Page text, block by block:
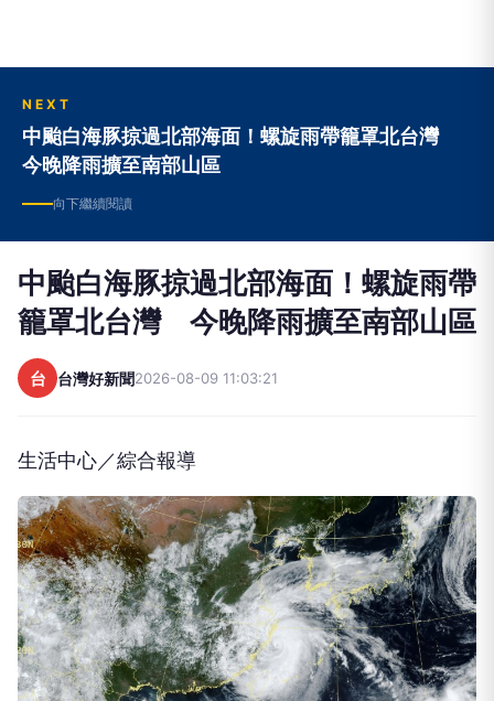
NEXT
中颱白海豚掠過北部海面！螺旋雨帶籠罩北台灣
今晚降雨擴至南部山區
向下繼續閱讀
中颱白海豚掠過北部海面！螺旋雨帶
籠罩北台灣 今晚降雨擴至南部山區
台 台灣好新聞2026-08-09 11:03:21
生活中心／綜合報導